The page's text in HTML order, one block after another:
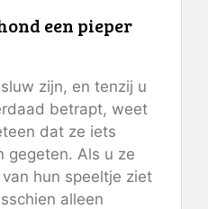
een pieper
zijn, en tenzij u
betrapt, weet
dat ze iets
gegeten. Als u ze
hun speeltje ziet
alleen